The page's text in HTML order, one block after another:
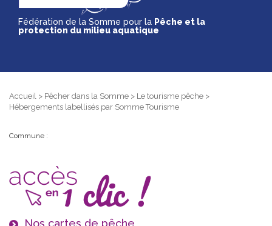
Fédération de la Somme pour la Pêche et la
protection du milieu aquatique
Accueil > Pêcher dans la Somme > Le tourisme pêche >
Hébergements labellisés par Somme Tourisme
Commune :
Nos cartes de pêche